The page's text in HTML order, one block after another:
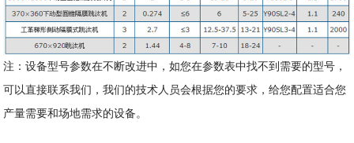
注：设备型号参数在不断改进中，如您在参数表中找不到需要的型号，
可以直接联系我们，我们的技术人员会根据您的要求，给您配置适合您
产量需要和场地需求的设备。